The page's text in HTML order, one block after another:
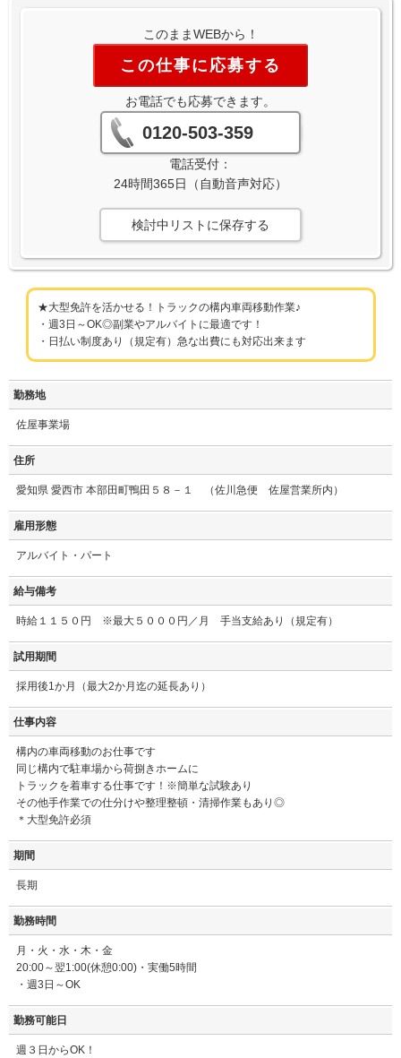
このままWEBから！
この仕事に応募する
お電話でも応募できます。
0120-503-359
電話受付：
24時間365日（自動音声対応）
検討中リストに保存する
★大型免許を活かせる！トラックの構内車両移動作業♪
・週3日～OK◎副業やアルバイトに最適です！
・日払い制度あり（規定有）急な出費にも対応出来ます
勤務地
佐屋事業場
住所
愛知県 愛西市 本部田町鴨田５８－１ （佐川急便 佐屋営業所内）
雇用形態
アルバイト・パート
給与備考
時給１１５０円 ※最大５０００円／月 手当支給あり（規定有）
試用期間
採用後1か月（最大2か月迄の延長あり）
仕事内容
構内の車両移動のお仕事です
同じ構内で駐車場から荷捌きホームに
トラックを着車する仕事です！※簡単な試験あり
その他手作業での仕分けや整理整頓・清掃作業もあり◎
＊大型免許必須
期間
長期
勤務時間
月・火・水・木・金
20:00～翌1:00(休憩0:00)・実働5時間
・週3日～OK
勤務可能日
週３日からOK！